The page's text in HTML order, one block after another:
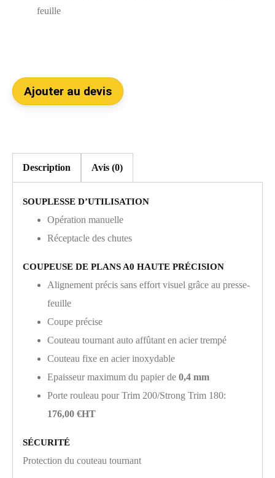
feuille
Ajouter au devis
Description Avis (0)
SOUPLESSE D’UTILISATION
Opération manuelle
Réceptacle des chutes
COUPEUSE DE PLANS A0 HAUTE PRÉCISION
Alignement précis sans effort visuel grâce au presse-
feuille
Coupe précise
Couteau tournant auto affûtant en acier trempé
Couteau fixe en acier inoxydable
Epaisseur maximum du papier de 0,4 mm
Porte rouleau pour Trim 200/Strong Trim 180:
176,00 €HT
SÉCURITÉ
Protection du couteau tournant